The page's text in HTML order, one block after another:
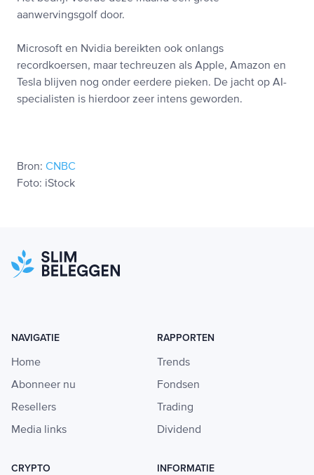
aanwervingsgolf door.
Microsoft en Nvidia bereikten ook onlangs
recordkoersen, maar techreuzen als Apple, Amazon en
Tesla blijven nog onder eerdere pieken. De jacht op AI-
specialisten is hierdoor zeer intens geworden.
Bron: CNBC
Foto: iStock
NAVIGATIE
Home
Abonneer nu
Resellers
Media links
RAPPORTEN
Trends
Fondsen
Trading
Dividend
CRYPTO INFORMATIE